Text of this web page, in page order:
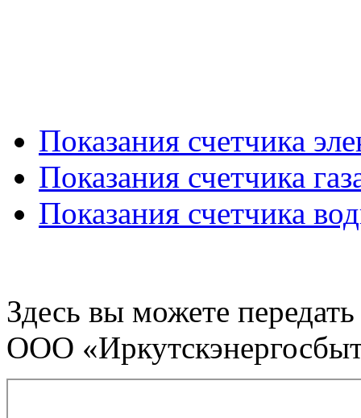
Показания счетчика
Показания счетчика
Показания счетчика
Здесь вы можете
ООО